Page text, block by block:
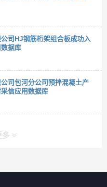
司HJ钢筋桁架组合板成功入
据库
司包河分公司预拌混凝土产
信应用数据库
多